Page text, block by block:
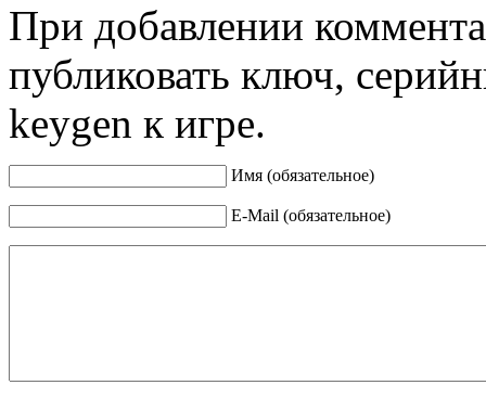
При добавлении
публиковать ключ,
keygen к игре.
Имя (обязательное)
E-Mail (обязательное)